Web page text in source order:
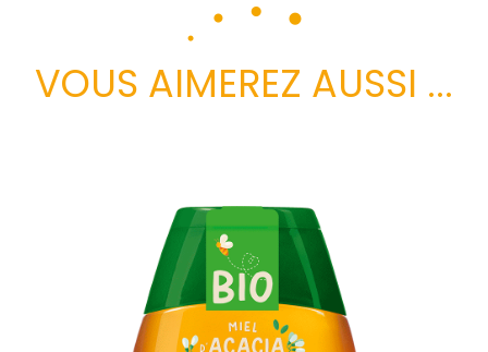
VOUS AIMEREZ AUSSI ...